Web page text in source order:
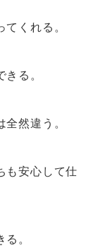
くれる。
る。
然違う。
も安心して仕
。